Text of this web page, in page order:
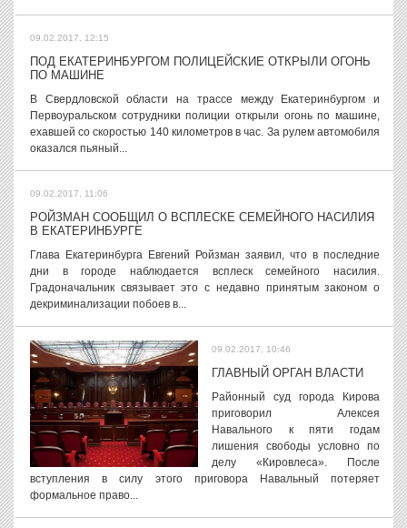
09.02.2017, 12:15
ПОД ЕКАТЕРИНБУРГОМ ПОЛИЦЕЙСКИЕ ОТКРЫЛИ ОГОНЬ
ПО МАШИНЕ
В Свердловской области на трассе между Екатеринбургом и
Первоуральском сотрудники полиции открыли огонь по машине,
ехавшей со скоростью 140 километров в час. За рулем автомобиля
оказался пьяный...
09.02.2017, 11:06
РОЙЗМАН СООБЩИЛ О ВСПЛЕСКЕ СЕМЕЙНОГО НАСИЛИЯ
В ЕКАТЕРИНБУРГЕ
Глава Екатеринбурга Евгений Ройзман заявил, что в последние
дни в городе наблюдается всплеск семейного насилия.
Градоначальник связывает это с недавно принятым законом о
декриминализации побоев в...
09.02.2017, 10:46
ГЛАВНЫЙ ОРГАН ВЛАСТИ
Районный суд города Кирова
приговорил Алексея
Навального к пяти годам
лишения свободы условно по
делу «Кировлеса». После
вступления в силу этого приговора Навальный потеряет
формальное право...